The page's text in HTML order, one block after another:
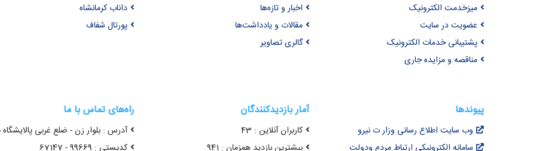
میزخدمت الکترونیک
عضویت در سایت
پشتیبانی خدمات الکترونیک
مناقصه و مزایده جاری
اخبار و تازه‌ها
مقالات و یادداشت‌ها
گالری تصاویر
داناب کرمانشاه
پورتال شفاف
پیوندها
وب سایت اطلاع رسانی وزار ت نیرو
سامانه الکترونیکی ارتباط مردم ودولت
آمار بازدیدکنندگان
کاربران آنلاین : 43
بیشترین بازدید همزمان : 941
راه‌های تماس با ما
آدرس : بلوار زن - ضلع غربی
کدپستی : 99669 - 67147